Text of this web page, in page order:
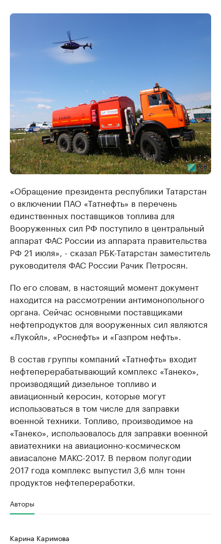
«Обращение президента республики Татарстан
о включении ПАО «Татнефть» в перечень
единственных поставщиков топлива для
Вооруженных сил РФ поступило в центральный
аппарат ФАС России из аппарата правительства
РФ 21 июля», - сказал РБК-Татарстан заместитель
руководителя ФАС России Рачик Петросян.
По его словам, в настоящий момент документ
находится на рассмотрении антимонопольного
органа. Сейчас основными поставщиками
нефтепродуктов для вооруженных сил являются
«Лукойл», «Роснефть» и «Газпром нефть».
В состав группы компаний «Татнефть» входит
нефтеперерабатывающий комплекс «Танеко»,
производящий дизельное топливо и
авиационный керосин, которые могут
использоваться в том числе для заправки
военной техники. Топливо, производимое на
«Танеко», использовалось для заправки военной
авиатехники на авиационно-космическом
авиасалоне МАКС-2017. В первом полугодии
2017 года комплекс выпустил 3,6 млн тонн
продуктов нефтепереработки.
Авторы
Карина Каримова